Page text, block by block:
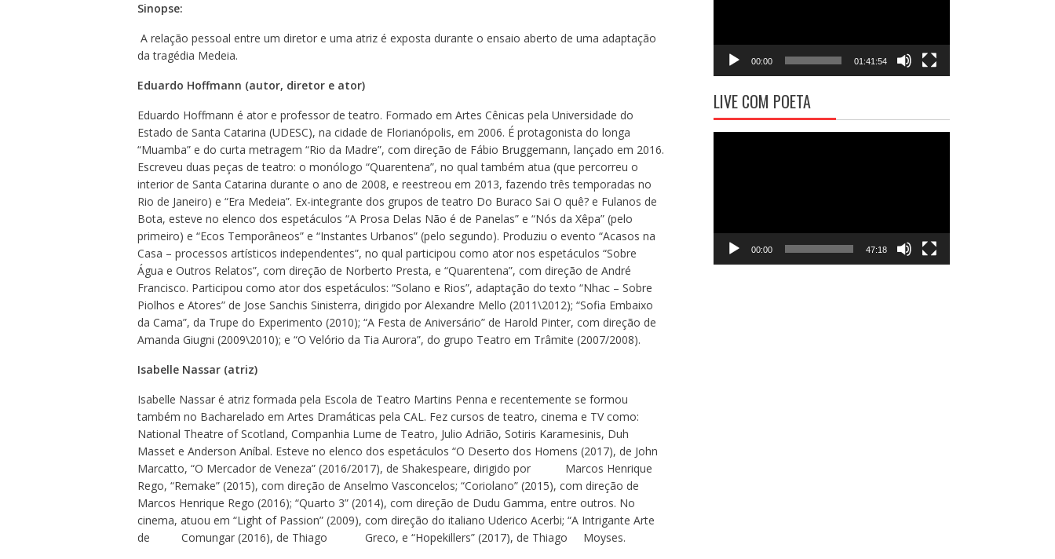
Sinopse:
A relação pessoal entre um diretor e uma atriz é exposta durante o ensaio aberto de uma adaptação
da tragédia Medeia.
Eduardo Hoffmann (autor, diretor e ator)
Eduardo Hoffmann é ator e professor de teatro. Formado em Artes Cênicas pela Universidade do
Estado de Santa Catarina (UDESC), na cidade de Florianópolis, em 2006. É protagonista do longa
“Muamba” e do curta metragem “Rio da Madre”, com direção de Fábio Bruggemann, lançado em 2016.
Escreveu duas peças de teatro: o monólogo “Quarentena”, no qual também atua (que percorreu o
interior de Santa Catarina durante o ano de 2008, e reestreou em 2013, fazendo três temporadas no
Rio de Janeiro) e “Era Medeia”. Ex-integrante dos grupos de teatro Do Buraco Sai O quê? e Fulanos de
Bota, esteve no elenco dos espetáculos “A Prosa Delas Não é de Panelas” e “Nós da Xêpa” (pelo
primeiro) e “Ecos Temporâneos” e “Instantes Urbanos” (pelo segundo). Produziu o evento “Acasos na
Casa – processos artísticos independentes”, no qual participou como ator nos espetáculos “Sobre
Água e Outros Relatos”, com direção de Norberto Presta, e “Quarentena”, com direção de André
Francisco. Participou como ator dos espetáculos: “Solano e Rios”, adaptação do texto “Nhac – Sobre
Piolhos e Atores” de Jose Sanchis Sinisterra, dirigido por Alexandre Mello (2011\2012); “Sofia Embaixo
da Cama”, da Trupe do Experimento (2010); “A Festa de Aniversário” de Harold Pinter, com direção de
Amanda Giugni (2009\2010); e “O Velório da Tia Aurora”, do grupo Teatro em Trâmite (2007/2008).
Isabelle Nassar (atriz)
Isabelle Nassar é atriz formada pela Escola de Teatro Martins Penna e recentemente se formou
também no Bacharelado em Artes Dramáticas pela CAL. Fez cursos de teatro, cinema e TV como:
National Theatre of Scotland, Companhia Lume de Teatro, Julio Adrião, Sotiris Karamesinis, Duh
Masset e Anderson Aníbal. Esteve no elenco dos espetáculos “O Deserto dos Homens (2017), de John
Marcatto, “O Mercador de Veneza” (2016/2017), de Shakespeare, dirigido por Marcos Henrique
Rego, “Remake” (2015), com direção de Anselmo Vasconcelos; “Coriolano” (2015), com direção de
Marcos Henrique Rego (2016); “Quarto 3” (2014), com direção de Dudu Gamma, entre outros. No
cinema, atuou em “Light of Passion” (2009), com direção do italiano Uderico Acerbi; “A Intrigante Arte
de Comungar (2016), de Thiago Greco, e “Hopekillers” (2017), de Thiago Moyses.
00:00 01:41:54
LIVE COM POETA
00:00 47:18